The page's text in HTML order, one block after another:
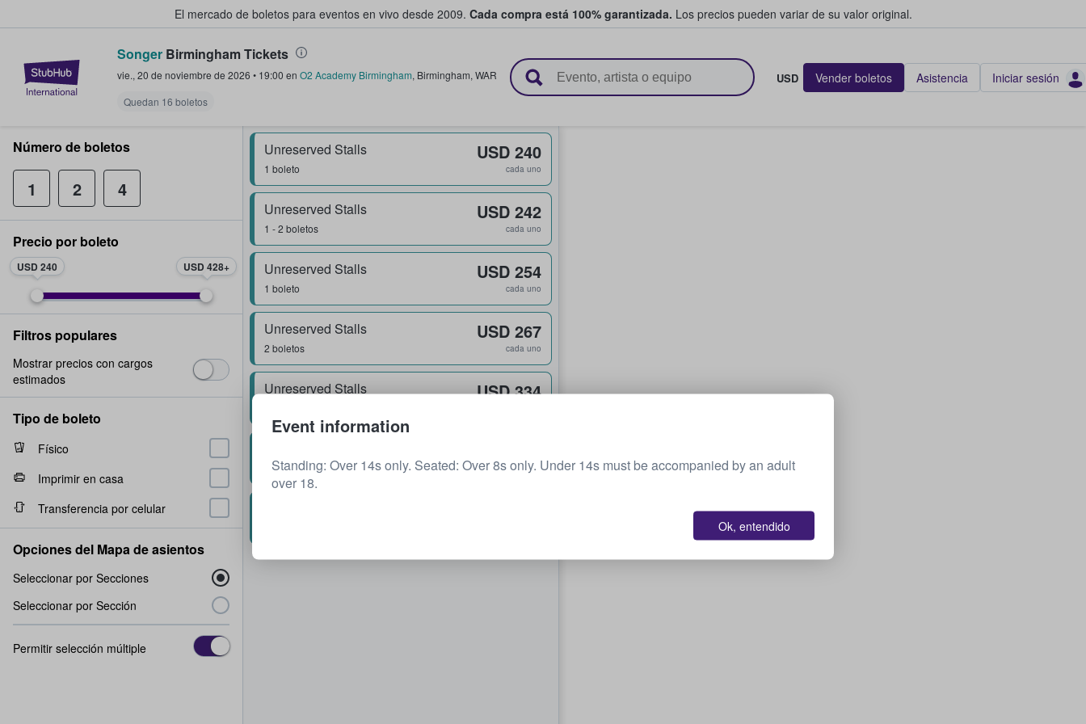
El mercado de boletos para eventos en vivo desde 2009. Cada compra está 100% garantizada. Los precios pueden variar de su valor original.
StubHub: donde los fans compran y venden boletos
Songer Birmingham Tickets
vie., 20 de noviembre de 2026 • 19:00 en O2 Academy Birmingham, Birmingham, WAR
Quedan 16 boletos
USD Vender boletos Asistencia Iniciar sesión
Unreserved Stalls
1 boleto
USD 240
cada uno
Unreserved Stalls
1 - 2 boletos
USD 242
cada uno
Unreserved Stalls
1 boleto
USD 254
cada uno
Unreserved Stalls
2 boletos
USD 267
cada uno
Unreserved Stalls USD 334
1 - 4 boletos cada uno
Número de boletos
1 2 4
Precio por boleto
USD 240 USD 428
Filtros populares
Mostrar precios con cargos
estimados
Tipo de boleto
Físico
Imprimir en casa
Transferencia por celular
Opciones del Mapa de asientos
Seleccionar por Secciones
Seleccionar por Sección
Permitir selección múltiple
Event information
Standing: Over 14s only. Seated: Over 8s only. Under 14s must be accompanied by an adult
over 18.
Ok, entendido